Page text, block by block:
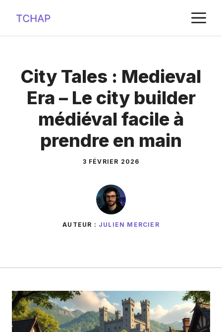
contenu
City Tales : Medieval
Era – Le city builder
médiéval facile à
prendre en main
3 FÉVRIER 2026
AUTEUR : JULIEN MERCIER